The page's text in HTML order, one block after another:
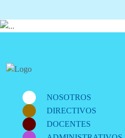
NOSOTROS
DIRECTIVOS
DOCENTES